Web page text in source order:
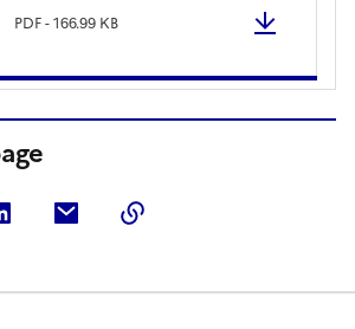
PDF - 166.99 KB
sur Twitter
Partager sur LinkedIn
Partager par courriel